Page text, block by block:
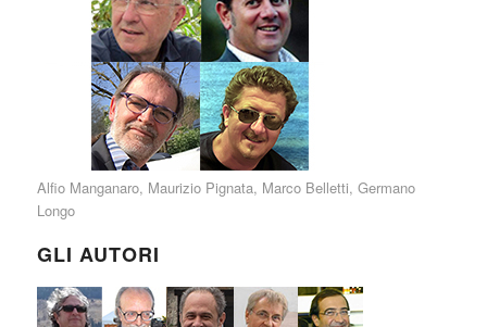
Alfio Manganaro, Maurizio Pignata, Marco Belletti, Germano
Longo
GLI AUTORI